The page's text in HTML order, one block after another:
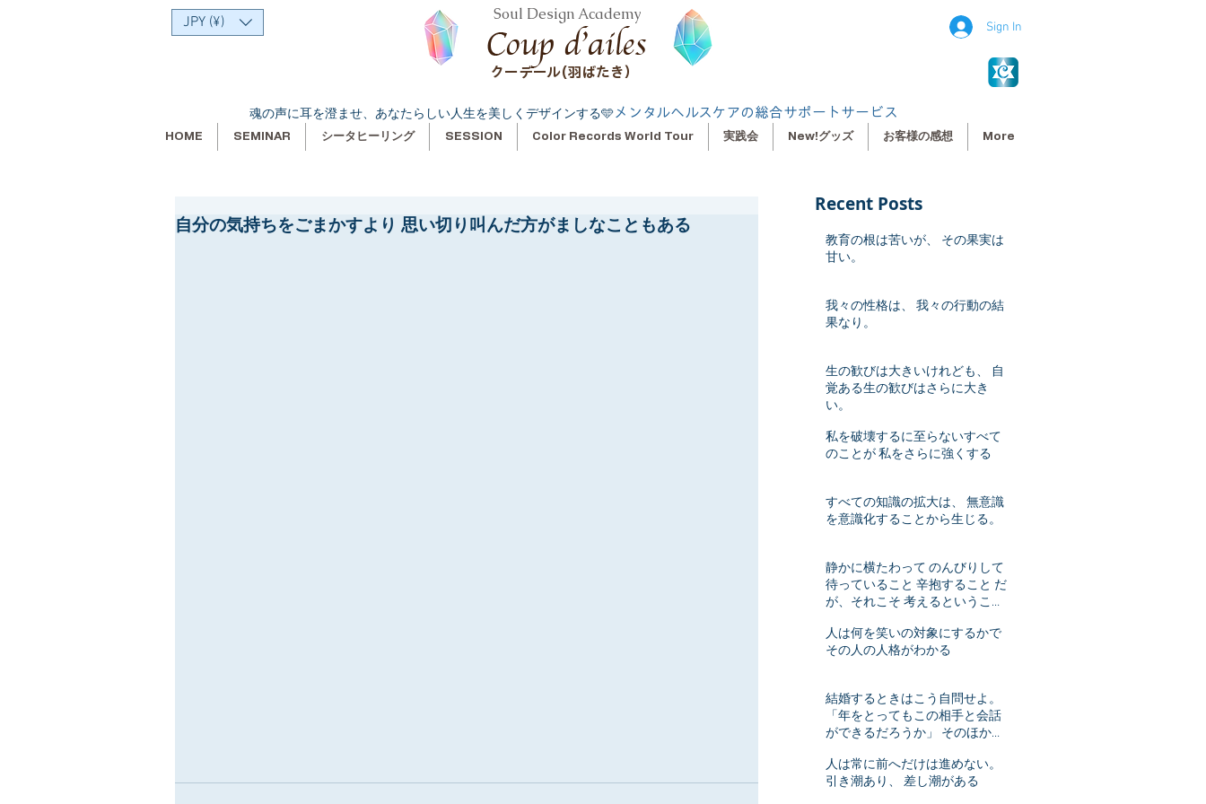
JPY (¥) Soul Design Academy
クーデール(羽ばたき）
Sign In
魂の声に耳を澄ませ、あなたらしい人生を美しくデザインする🩵 メンタルヘルスケアの総合サポートサービス
HOME SEMINAR シータヒーリング SESSION Color Records World Tour 実践会 New!グッズ お客様の感想 More
自分の気持ちをごまかすより 思い切り叫んだ方がましなこともある
Recent Posts
教育の根は苦いが、 その果実は
甘い。
我々の性格は、 我々の行動の結
果なり。
生の歓びは大きいけれども、 自
覚ある生の歓びはさらに大き
い。
私を破壊するに至らないすべて
のことが 私をさらに強くする
すべての知識の拡大は、 無意識
を意識化することから生じる。
静かに横たわって のんびりして
待っていること 辛抱すること だ
が、それこそ 考えるということ
人は何を笑いの対象にするかで
その人の人格がわかる
結婚するときはこう自問せよ。
「年をとってもこの相手と会話
ができるだろうか」 そのほかは
とだ。
人は常に前へだけは進めない。
引き潮あり、 差し潮がある